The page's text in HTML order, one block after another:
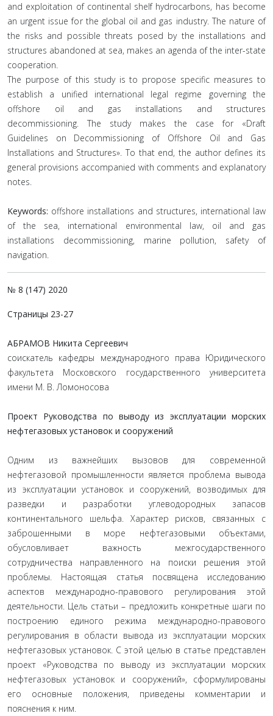
and exploitation of continental shelf hydrocarbons, has become
an urgent issue for the global oil and gas industry. The nature of
the risks and possible threats posed by the installations and
structures abandoned at sea, makes an agenda of the inter-state
cooperation.
The purpose of this study is to propose specific measures to
establish a unified international legal regime governing the
offshore oil and gas installations and structures
decommissioning. The study makes the case for «Draft
Guidelines on Decommissioning of Offshore Oil and Gas
Installations and Structures». To that end, the author defines its
general provisions accompanied with comments and explanatory
notes.
Keywords: offshore installations and structures, international law
of the sea, international environmental law, oil and gas
installations decommissioning, marine pollution, safety of
navigation.
№ 8 (147) 2020
Страницы 23-27
АБРАМОВ Никита Сергеевич
соискатель кафедры международного права Юридического
факультета Московского государственного университета
имени М. В. Ломоносова
Проект Руководства по выводу из эксплуатации морских
нефтегазовых установок и сооружений
Одним из важнейших вызовов для современной
нефтегазовой промышленности является проблема вывода
из эксплуатации установок и сооружений, возводимых для
разведки и разработки углеводородных запасов
континентального шельфа. Характер рисков, связанных с
заброшенными в море нефтегазовыми объектами,
обусловливает важность межгосударственного
сотрудничества направленного на поиски решения этой
проблемы. Настоящая статья посвящена исследованию
аспектов международно-правового регулирования этой
деятельности. Цель статьи – предложить конкретные шаги по
построению единого режима международно-правового
регулирования в области вывода из эксплуатации морских
нефтегазовых установок. С этой целью в статье представлен
проект «Руководства по выводу из эксплуатации морских
нефтегазовых установок и сооружений», сформулированы
его основные положения, приведены комментарии и
пояснения к ним.